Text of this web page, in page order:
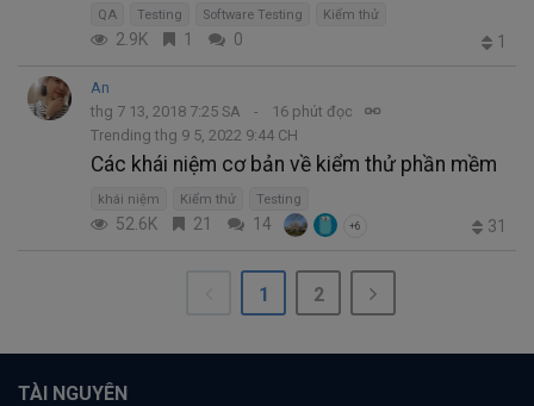
QA Testing Software Testing Kiểm thử
2.9K 1 0 1
An
thg 7 13, 2018 7:25 SA
16 phút đọc
Trending thg 9 5, 2022 9:44 CH
Các khái niệm cơ bản về kiểm thử phần mềm
khái niệm Kiểm thử Testing
52.6K 21 14 +6 31
1 2
TÀI NGUYÊN